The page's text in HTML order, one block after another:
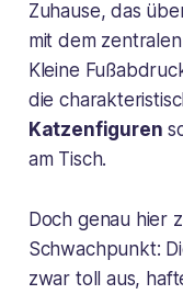
Zuhause, das
mit dem
Kleine
die
Katzenfiguren
am Tisch.
Doch genau hier
Schwachpunkt:
zwar toll aus,